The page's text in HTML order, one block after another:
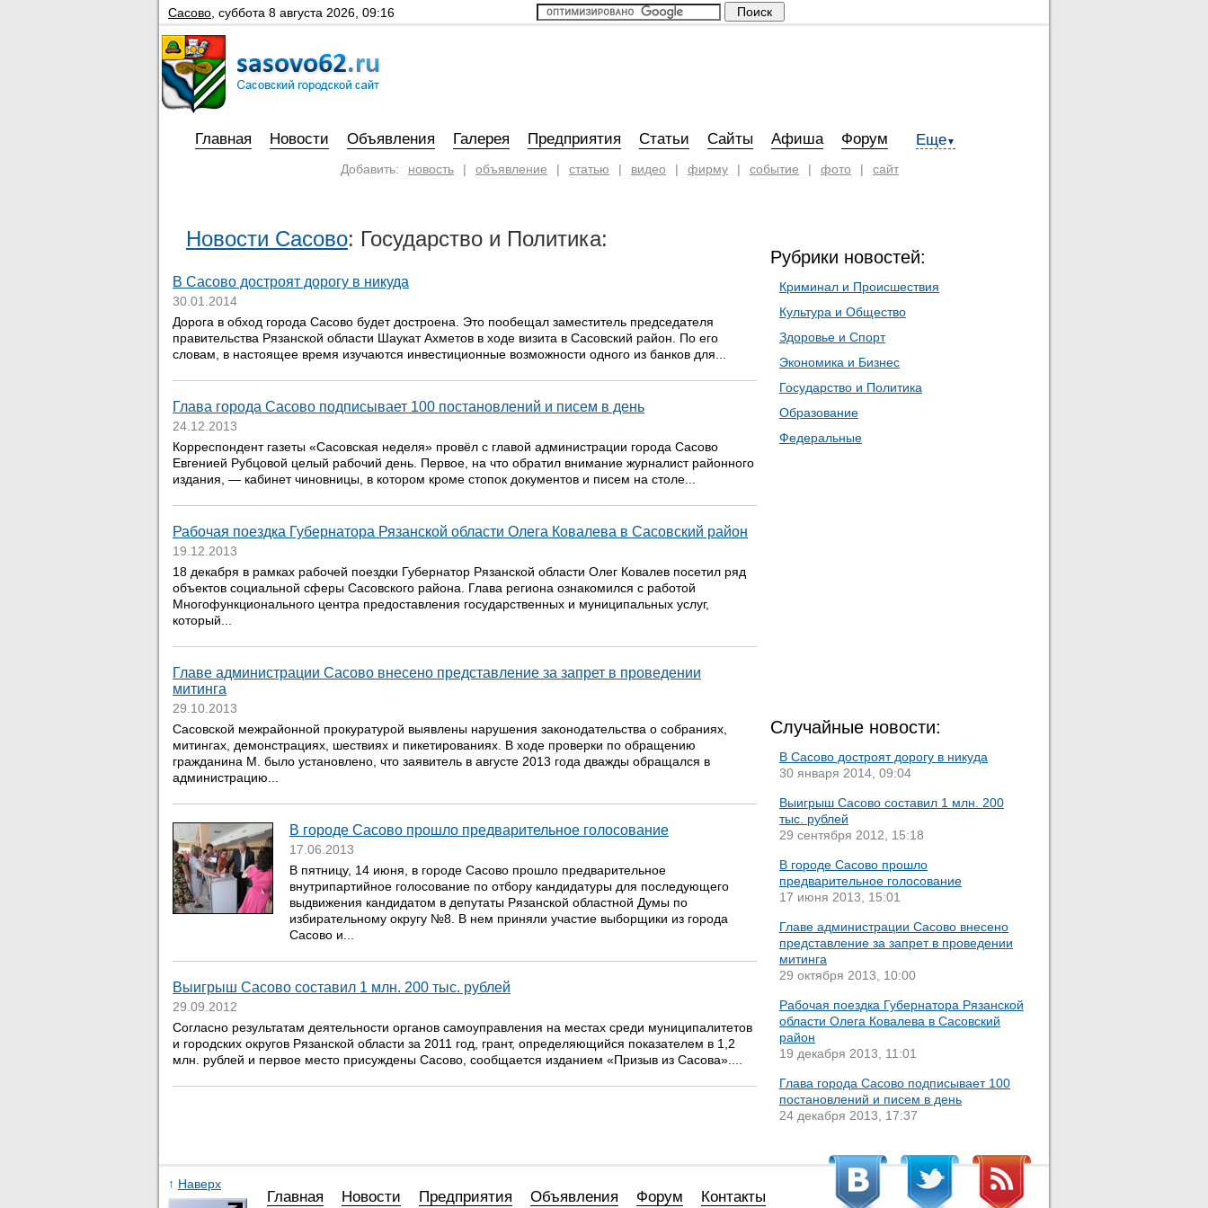
Сасово суббота 8 августа 2026, 09:16
Главная Новости Объявления Галерея Предприятия Статьи Сайты Афиша Форум Еще▼
Добавить: новость | объявление | статью | видео | фирму | событие | фото | сайт
Новости Сасово: Государство и Политика:
В Сасово достроят дорогу в никуда
30.01.2014
Дорога в обход города Сасово будет достроена. Это пообещал заместитель председателя
правительства Рязанской области Шаукат Ахметов в ходе визита в Сасовский район. По его
словам, в настоящее время изучаются инвестиционные возможности одного из банков для...
Глава города Сасово подписывает 100 постановлений и писем в день
24.12.2013
Корреспондент газеты «Сасовская неделя» провёл с главой администрации города Сасово
Евгенией Рубцовой целый рабочий день. Первое, на что обратил внимание журналист районного
издания, — кабинет чиновницы, в котором кроме стопок документов и писем на столе...
Рабочая поездка Губернатора Рязанской области Олега Ковалева в Сасовский район
19.12.2013
18 декабря в рамках рабочей поездки Губернатор Рязанской области Олег Ковалев посетил ряд
объектов социальной сферы Сасовского района. Глава региона ознакомился с работой
Многофункционального центра предоставления государственных и муниципальных услуг,
который...
Главе администрации Сасово внесено представление за запрет в проведении
митинга
29.10.2013
Сасовской межрайонной прокуратурой выявлены нарушения законодательства о собраниях,
митингах, демонстрациях, шествиях и пикетированиях. В ходе проверки по обращению
гражданина М. было установлено, что заявитель в августе 2013 года дважды обращался в
администрацию...
В городе Сасово прошло предварительное голосование
17.06.2013
В пятницу, 14 июня, в городе Сасово прошло предварительное
внутрипартийное голосование по отбору кандидатуры для последующего
выдвижения кандидатом в депутаты Рязанской областной Думы по
избирательному округу №8. В нем приняли участие выборщики из города
Сасово и...
Выигрыш Сасово составил 1 млн. 200 тыс. рублей
29.09.2012
Согласно результатам деятельности органов самоуправления на местах среди муниципалитетов
и городских округов Рязанской области за 2011 год, грант, определяющийся показателем в 1,2
млн. рублей и первое место присуждены Сасово, сообщается изданием «Призыв из Сасова»....
Рубрики новостей:
Криминал и Происшествия
Культура и Общество
Здоровье и Спорт
Экономика и Бизнес
Государство и Политика
Образование
Федеральные
Случайные новости:
В Сасово достроят дорогу в никуда
30 января 2014, 09:04
Выигрыш Сасово составил 1 млн. 200
тыс. рублей
29 сентября 2012, 15:18
В городе Сасово прошло
предварительное голосование
17 июня 2013, 15:01
Главе администрации Сасово внесено
представление за запрет в проведении
митинга
29 октября 2013, 10:00
Рабочая поездка Губернатора Рязанской
области Олега Ковалева в Сасовский
район
19 декабря 2013, 11:01
Глава города Сасово подписывает 100
постановлений и писем в день
24 декабря 2013, 17:37
↑ Наверх
Главная Новости Предприятия Объявления Форум Контакты